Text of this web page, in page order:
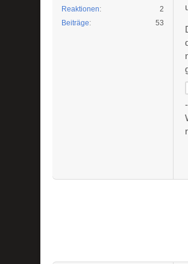
Reaktionen
2
Beiträge
53